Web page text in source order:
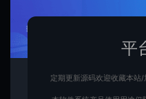
监测设备的中断信号并
可以向应用程序发送事
化、错误信息等，使应
Linux字符驱动在Linux
平
定期更新源码欢迎收藏本站